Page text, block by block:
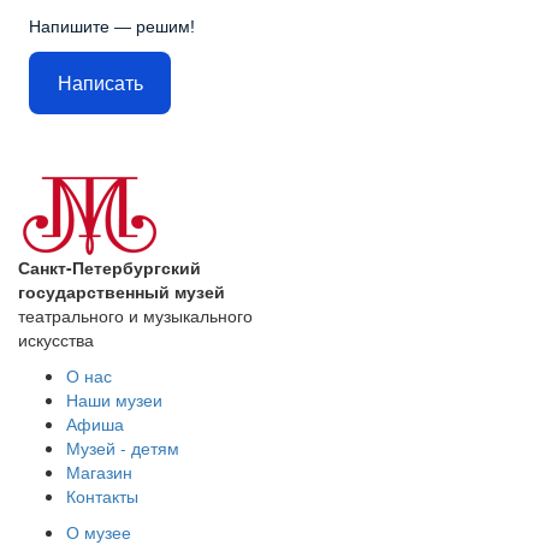
Напишите — решим!
Написать
Санкт-Петербургский
государственный музей
театрального и музыкального
искусства
О нас
Наши музеи
Афиша
Музей - детям
Магазин
Контакты
О музее